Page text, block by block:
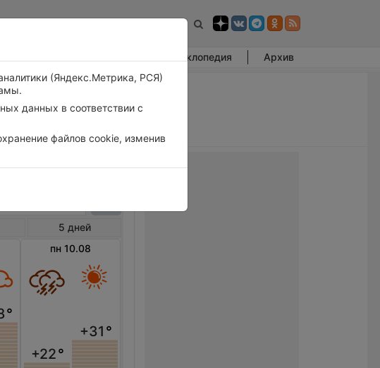
Энциклопедия Архив
5 дней
°
пн 10.08
+22°
+31 °
(Яндекс.Метрика, РСЯ)
данных в соответствии с
файлов cookie, изменив